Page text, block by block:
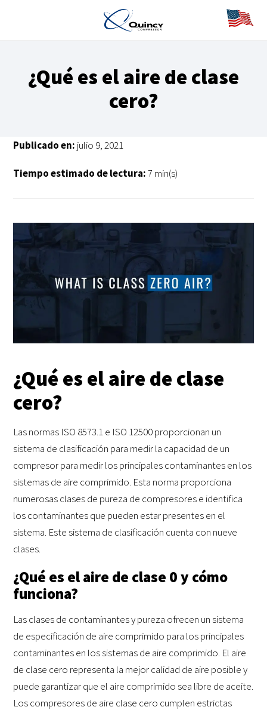
¿Qué es el aire de clase
cero?
Publicado en: julio 9, 2021
Tiempo estimado de lectura:7 min(s)
¿Qué es el aire de clase
cero?
Las normas ISO 8573.1 e ISO 12500 proporcionan un
sistema de clasificación para medir la capacidad de un
compresor para medir los principales contaminantes en los
sistemas de aire comprimido. Esta norma proporciona
numerosas clases de pureza de compresores e identifica
los contaminantes que pueden estar presentes en el
sistema. Este sistema de clasificación cuenta con nueve
clases.
¿Qué es el aire de clase 0 y cómo
funciona?
Las clases de contaminantes y pureza ofrecen un sistema
de especificación de aire comprimido para los principales
contaminantes en los sistemas de aire comprimido. El aire
de clase cero representa la mejor calidad de aire posible y
puede garantizar que el aire comprimido sea libre de aceite.
Los compresores de aire clase cero cumplen estrictas